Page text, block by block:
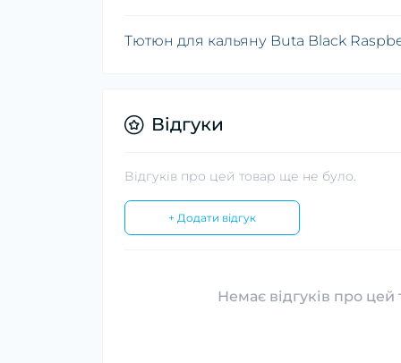
Тютюн для кальяну Buta Black
Відгуки
Відгуків про цей товар ще не було.
+ Додати відгук
Немає відгуків про цей